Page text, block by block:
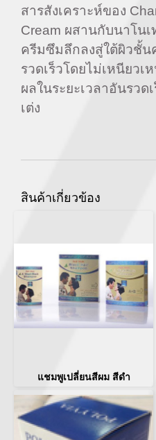
สารสังเคราะห์ของ
Cream ผสานกับนาโน
ครีมซึมลึกลงสู่ใต้ผิวชั้น
รวดเร็วโดยไม่เหนียวเ
ผลในระยะเวลาอันรวด
เต่ง
สินค้าเกี่ยวข้อง
แชมพูเปลี่ยนสีผม สีดำ